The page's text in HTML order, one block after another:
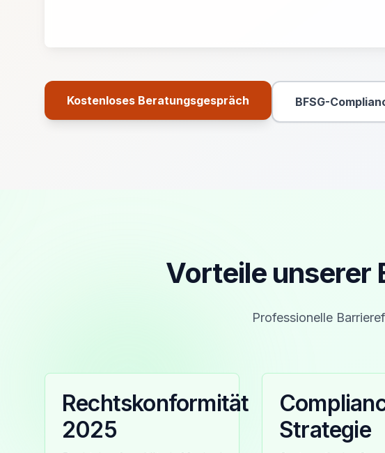
Kostenloses Beratungsgespräch
Primäre Aktion BFSG-
Vorteile unserer
Professionelle
Rechtskonformität
2025
Strategie